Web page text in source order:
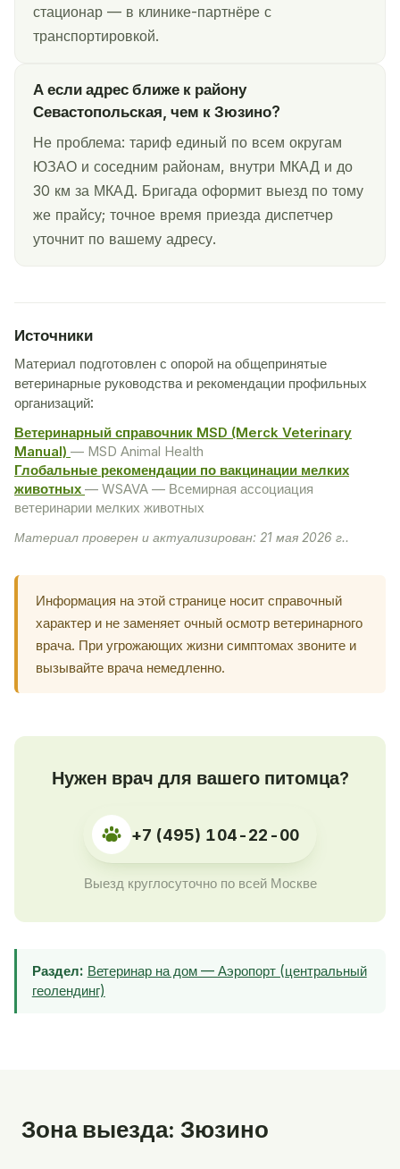
стационар — в клинике-партнёре с
транспортировкой.
А если адрес ближе к району
Севастопольская, чем к Зюзино?
Не проблема: тариф единый по всем округам
ЮЗАО и соседним районам, внутри МКАД и до
30 км за МКАД. Бригада оформит выезд по тому
же прайсу; точное время приезда диспетчер
уточнит по вашему адресу.
Источники
Материал подготовлен с опорой на общепринятые
ветеринарные руководства и рекомендации профильных
организаций:
Ветеринарный справочник MSD (Merck Veterinary
Manual) — MSD Animal Health
Глобальные рекомендации по вакцинации мелких
животных — WSAVA — Всемирная ассоциация
ветеринарии мелких животных
Материал проверен и актуализирован: 21 мая 2026 г..
Информация на этой странице носит справочный
характер и не заменяет очный осмотр ветеринарного
врача. При угрожающих жизни симптомах звоните и
вызывайте врача немедленно.
Нужен врач для вашего питомца?
+7 (495) 104-22-00
Выезд круглосуточно по всей Москве
Раздел: Ветеринар на дом — Аэропорт (центральный
геолендинг)
Зона выезда: Зюзино